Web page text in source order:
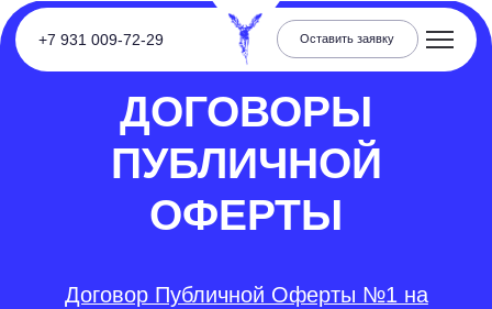
Оставить заявку
ДОГОВОРЫ
ПУБЛИЧНОЙ
ОФЕРТЫ
Договор Публичной Оферты №1 на
доступ к занятиям
занятия